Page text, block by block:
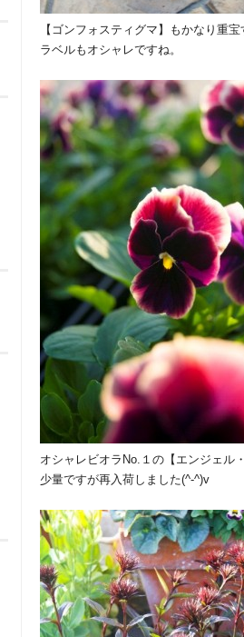
【ゴンフォスティグマ】もかなり重宝
ラベルもオシャレですね。
オシャレビオラNo.１の【エンジェル
少量ですが再入荷しました(^-^)v